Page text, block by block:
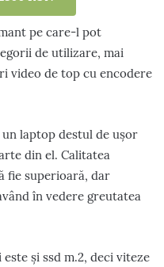
pe care-l pot
de utilizare, mai
video de top cu encodere
laptop destul de ușor
din el. Calitatea
fie superioară, dar
în vedere greutatea
și ssd m.2, deci viteze